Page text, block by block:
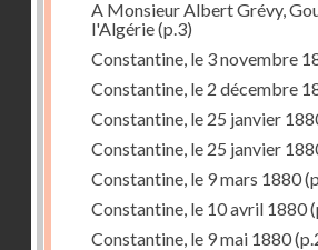
A Monsieur Albert Grévy,
l'Algérie(p.3)
Constantine, le 3 novembre
Constantine, le 2 décembre
Constantine, le 25 janvier
Constantine, le 25 janvier
Constantine, le 9 mars 1880
Constantine, le 10 avril 1880
Constantine, le 9 mai 1880